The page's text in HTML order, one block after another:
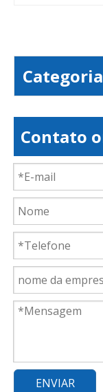
Contato
ENVIAR